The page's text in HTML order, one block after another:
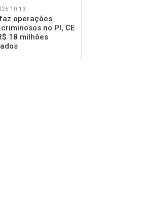
10:13
faz operações
no PI, CE
18 milhões